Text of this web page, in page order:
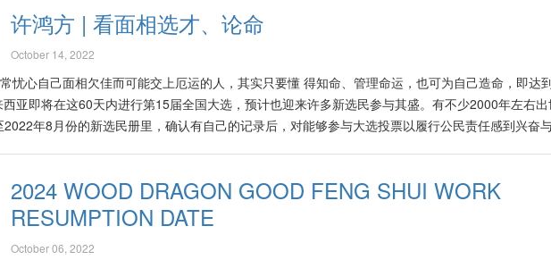
是最容易催动桃花的位置，因此那些已婚的夫妇们必须确保卧房里只能放男主人与女主人的相片，
其他男或女的相片，否则会带来第三者的气息，引起不必要的第三者事件。 在卧房里也避免挂抽
说看起来像裸女、眼睛的抽象画，因为这样会招来小人、桃花事件，影响夫妻感情。 屋子的正东、
北方位，避免放三角形或有尖锐角的物品，以免影响夫妻感情甚至健康出状况！不但如此，这也
难与他人相处，间接地影响工作与事业。 即将来临的2023癸卯水兔将是个大桃花年，可预见在明
将会特别多，酒楼的宴席生意必定源源不绝、接应不暇，各种蜜月旅游配套也将大行其道，祝贺大
转向或心惊胆跳。在此时此刻大家应该整理步伐，并不时增强自我能力、提升新知识以及尽早把过
在生意、工作或学业上的弱点或盲点加以提升与清除，在此新世界秩序大转变的机遇里，探索、开
机会与市场。 在2023年里，水与金气大吉，预计属水以及属金的行业将比较快速步入复苏的步伐
体经济的复苏。 五行属水的行业包括： 运输业、旅游业、航空业、汽车业、渔业、进出口贸易、
营、商业管理业、百货业、超市超商、商品设计、网购等。 五行属金的行业包括： 银行业，金融
资行业、保险业，法律业、五金业，期货业，电器业，电脑硬件与零件，演讲业、珠宝业，工具机
剑、武器制造业等。 一整年里需确保公司或家里属金的西与西北方位光亮、整洁以及空气流通，才
累积财气，事业顺利、学业进步、生意兴隆。 岁破方位在西方 由于在2023年里西方也是岁破方位
此方位里切忌摆设鱼缸或任何能催动气场的风水摆设，以免无意中促动煞气而引起不必要的挑战与
如果打算使用能够急速催动气场的动水摆设来催动财气与吉气，必须咨询对风水范畴里专门在“水法
经验的风水大师。大门必须熟练地配合家庭成员的八字组合，在适当的方位择吉日进行安装才能顺
气，以免弄巧反拙。 无论此届大选结局如何，履行了大马公民责任的普罗大众仍对来届的当家者抱
他行家们，属于与众不同的高等级公司。 老员工反目成仇对簿公堂 然而他却告诉我，自从3个多
令他烦恼不已。那两位一开始就与阿成并肩打拼的老员工与他产生了摩擦、一开始只是小事一桩，
公司另起炉灶，甚至在上两个星期里收到他们的律师信，基于某些产品与合约的事项要与他的公司
本大家都相处融洽的，然而在近期里他几乎每天都必须为许多大小争执事件做调解，比如说一些
种人事纠纷搞到他以及其他员工们无法集中精神为公司冲刺打拼。最近的公司表现也呈现原地踏
烦恼。 风水的好与坏，绝不只是眼中看到的“峦头”即形象而已。意思是说一些“看起来舒服、好看”
的布局！这都必须通过“理气”的推算，才能了解各种吉与凶的分佈与个中因由，以及如何进一步调
成以及各个主要员工的八字后，并解剖了他的公司楼层的风水图。这下可发现了不少劣处，即基于
碧星惹事端 原来公司的大门座楼在东方位的三碧星（即争执星），难怪一开始员工们就纷争不断
所幸未到对簿公堂的地步。 由于该室内设计师在其设计里强调“工业风”，除了坐落在上层即假楼的
装任何天花板，并将原有的水泥顶部涂上黑色的漆料，为的是营造某种“酷”的气氛，然而这可适得
种突出来东西压下来，如水喉、灯箱、横梁等！ 尤其是正对着大门的接待柜台上端就有大大的横梁
许鸿方 | 看面相选才、论命
October 14, 2022
忧心自己面相欠佳而可能交上厄运的人，其实只要懂 得知命、管理命运，也可为自己造命，即达
亚即将在这60天内进行第15届全国大选，预计也迎来许多新选民参与其盛。有不少2000年左右
年8月份的新选民册里，确认有自己的记录后，对能够参与大选投票以履行公民责任感到兴奋
装待发，尽量在最短的时间里将自己的个人形象搞好与提升，至少可以吸引或讨好为数不少的年
续冲刺啦！ 那些没有太多头绪的新选民们，也许会根据他们所认知的候选人的才华加上样貌去取决
的知识了！ Source: https://vip.sinchew.com.my/xuhongfang-fengshui-kanmianxiang-xuancai-
2024 WOOD DRAGON GOOD FENG SHUI WORK
RESUMPTION DATE
October 06, 2022